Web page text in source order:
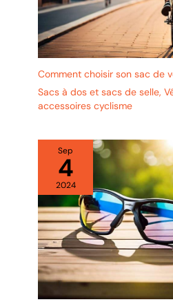
Comment choisir son sac de
Sacs à dos et sacs de selle,
accessoires cyclisme
Sep
4
2024